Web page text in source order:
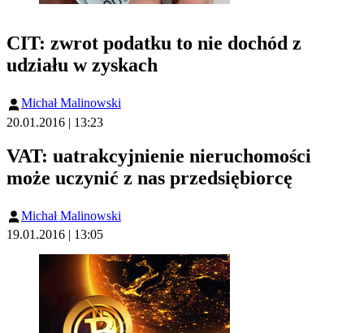
CIT: zwrot podatku to nie dochód z
udziału w zyskach
Michał Malinowski
20.01.2016 | 13:23
VAT: uatrakcyjnienie nieruchomości
może uczynić z nas przedsiębiorcę
Michał Malinowski
19.01.2016 | 13:05